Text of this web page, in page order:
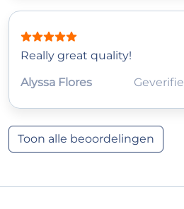
Really great quality!
Alyssa Flores
Toon alle beoordelingen